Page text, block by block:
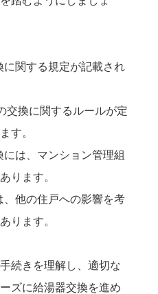
関する規定が記載され
交換に関するルールが定
す。
は、マンション管理組
ります。
他の住戸への影響を考
ります。
続きを理解し、適切な
ズに給湯器交換を進め